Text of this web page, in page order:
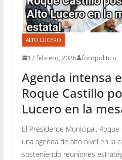
ALTO LUCERO
12 febrero, 2026 foropolitico
Agenda intensa
Roque Castillo
Lucero en la
El Presidente Municipal,
una agenda de alto nivel en la
sosteniendo reuniones